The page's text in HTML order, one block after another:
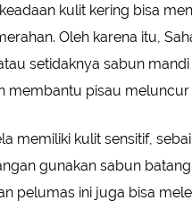
kulit kering bisa
Oleh karena itu,
setidaknya sabun
membantu pisau
memiliki kulit sensitif,
gunakan sabun
pelumas ini juga bisa